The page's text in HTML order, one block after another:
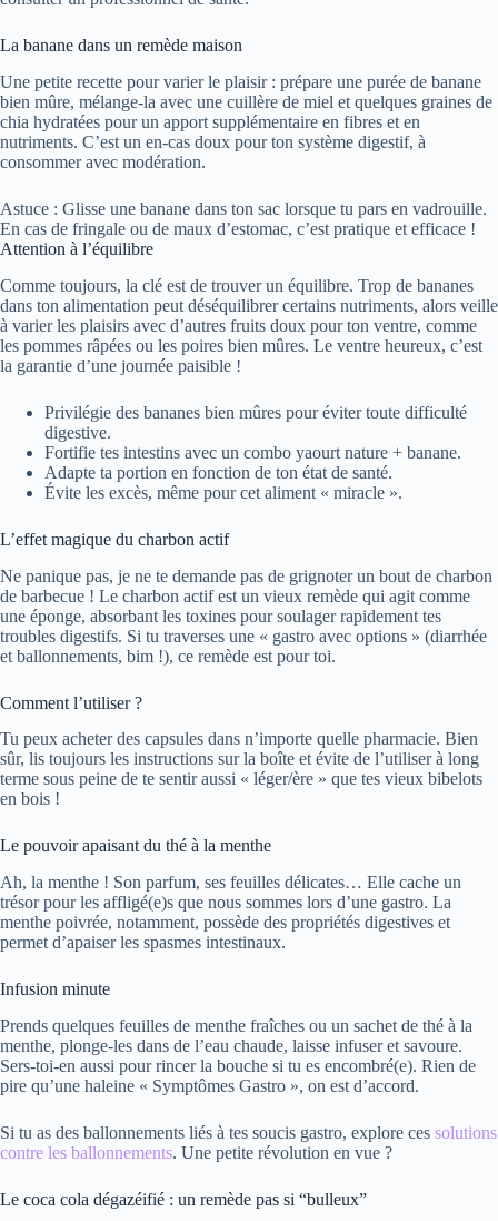
La banane dans un remède maison
Une petite recette pour varier le plaisir : prépare une purée de banane
bien mûre, mélange-la avec une cuillère de miel et quelques graines de
chia hydratées pour un apport supplémentaire en fibres et en
nutriments. C’est un en-cas doux pour ton système digestif, à
consommer avec modération.
Astuce : Glisse une banane dans ton sac lorsque tu pars en vadrouille.
En cas de fringale ou de maux d’estomac, c’est pratique et efficace !
Attention à l’équilibre
Comme toujours, la clé est de trouver un équilibre. Trop de bananes
dans ton alimentation peut déséquilibrer certains nutriments, alors veille
à varier les plaisirs avec d’autres fruits doux pour ton ventre, comme
les pommes râpées ou les poires bien mûres. Le ventre heureux, c’est
la garantie d’une journée paisible !
Privilégie des bananes bien mûres pour éviter toute difficulté
digestive.
Fortifie tes intestins avec un combo yaourt nature + banane.
Adapte ta portion en fonction de ton état de santé.
Évite les excès, même pour cet aliment « miracle ».
L’effet magique du charbon actif
Ne panique pas, je ne te demande pas de grignoter un bout de charbon
de barbecue ! Le charbon actif est un vieux remède qui agit comme
une éponge, absorbant les toxines pour soulager rapidement tes
troubles digestifs. Si tu traverses une « gastro avec options » (diarrhée
et ballonnements, bim !), ce remède est pour toi.
Comment l’utiliser ?
Tu peux acheter des capsules dans n’importe quelle pharmacie. Bien
sûr, lis toujours les instructions sur la boîte et évite de l’utiliser à long
terme sous peine de te sentir aussi « léger/ère » que tes vieux bibelots
en bois !
Le pouvoir apaisant du thé à la menthe
Ah, la menthe ! Son parfum, ses feuilles délicates… Elle cache un
trésor pour les affligé(e)s que nous sommes lors d’une gastro. La
menthe poivrée, notamment, possède des propriétés digestives et
permet d’apaiser les spasmes intestinaux.
Infusion minute
Prends quelques feuilles de menthe fraîches ou un sachet de thé à la
menthe, plonge-les dans de l’eau chaude, laisse infuser et savoure.
Sers-toi-en aussi pour rincer la bouche si tu es encombré(e). Rien de
pire qu’une haleine « Symptômes Gastro », on est d’accord.
Si tu as des ballonnements liés à tes soucis gastro, explore ces solutions
contre les ballonnements. Une petite révolution en vue ?
Le coca cola dégazéifié : un remède pas si “bulleux”